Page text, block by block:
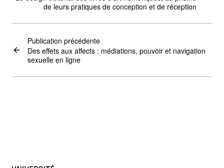
Publication précédente
Des effets aux affects : médiations, pouvoir et navigation
sexuelle en ligne
de leurs pratiques de conception et de réception